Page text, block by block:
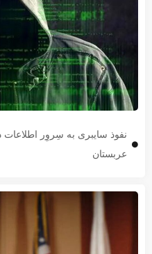
عربستان